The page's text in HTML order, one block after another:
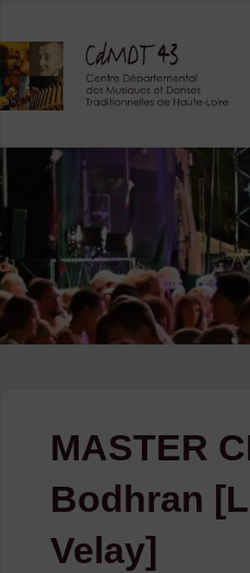
content
MASTER
Bodhran
Velay]